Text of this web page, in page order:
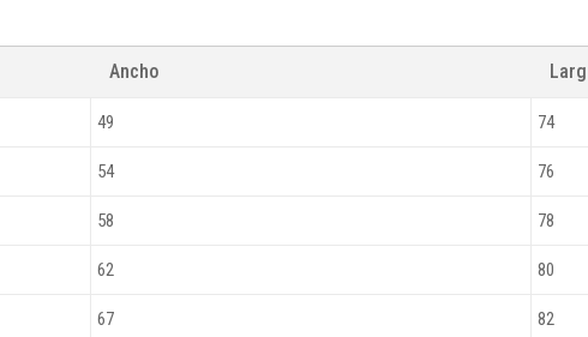
Ancho
49 74
54 76
58 78
62 80
67 82